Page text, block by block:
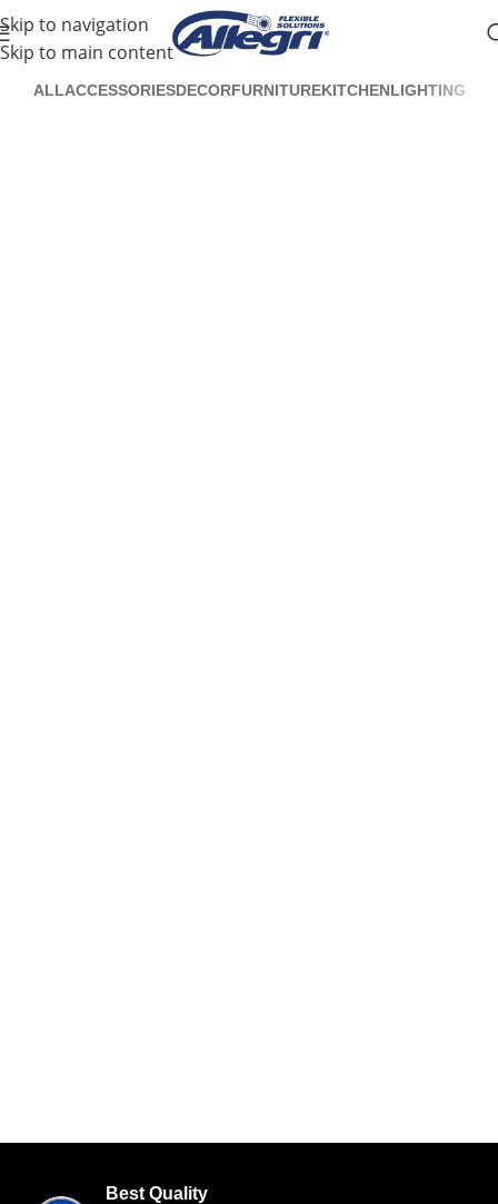
Skip to navigation
Skip to main content
ALLACCESSORIESDECORFURNITUREKITCHENLIGHTING
Best Quality